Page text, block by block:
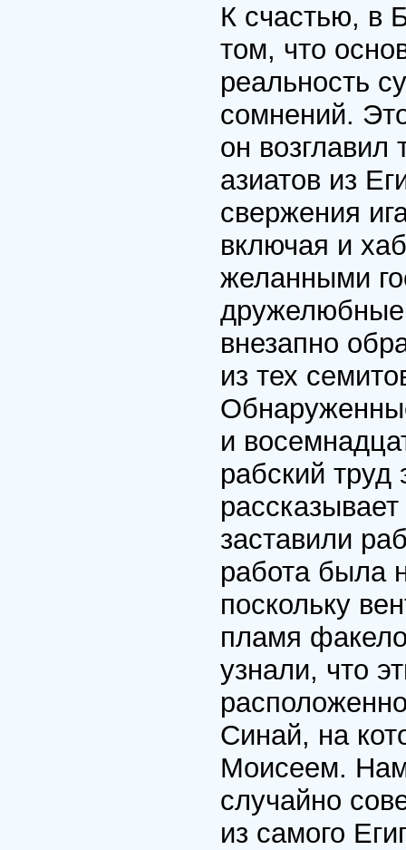
К счастью, в
том, что
реальность
сомнений.
он
азиатов из
свержения
включая и
желанными
дружелюбные
внезапно
из тех
и
рабский
заставили
работа была
поскольку
пламя
узнали, что
Синай, на
Моисеем.
случайно
из самого